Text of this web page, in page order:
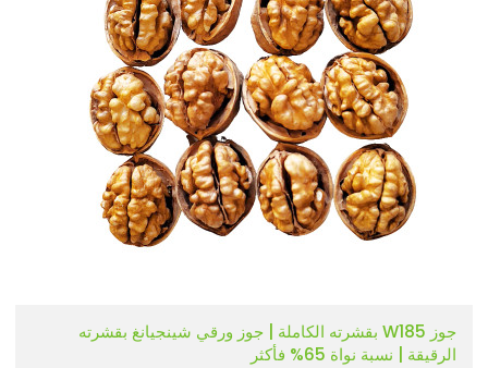
جوز W185 بقشرته الكاملة | جوز ورقي شينجيانغ بقشرته
الرقيقة | نسبة نواة 65% فأكثر